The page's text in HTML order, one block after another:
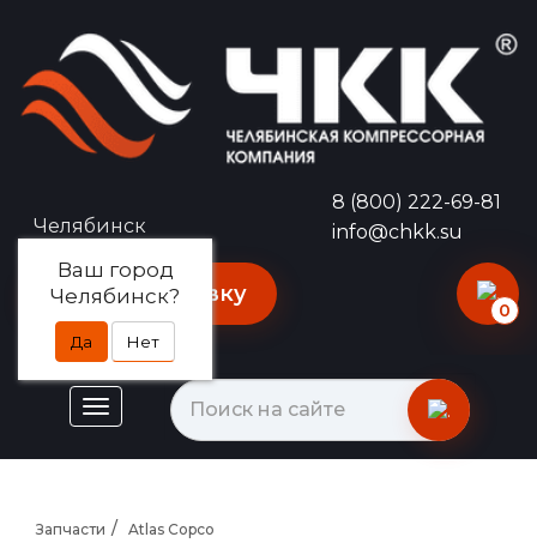
Челябинск
Ваш город
Челябинск?
Да Нет
8 (800) 222-69-81
info@chkk.su
Оставить заявку
0
Запчасти Atlas Copco